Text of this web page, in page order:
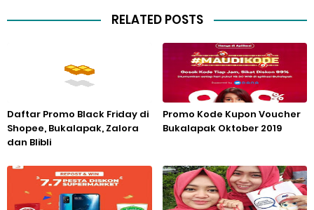
RELATED POSTS
Daftar Promo Black Friday di
Shopee, Bukalapak, Zalora
dan Blibli
Promo Kode Kupon Voucher
Bukalapak Oktober 2019